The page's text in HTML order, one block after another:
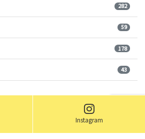
282
59
178
43
Instagram